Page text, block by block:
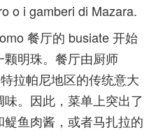
o i gamberi di Mazara.
餐厅的 busiate 开始
明珠。餐厅由厨师
拉帕尼地区的传统意大
。因此，菜单上突出了
鱼肉酱，或者马扎拉的